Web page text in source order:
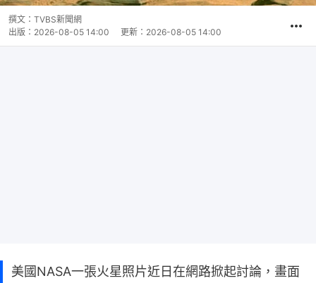
撰文： TVBS新聞網
出版： 2026-08-05 14:00 更新： 2026-08-05 14:00
美國NASA一張火星照片近日在網路掀起討論，畫面